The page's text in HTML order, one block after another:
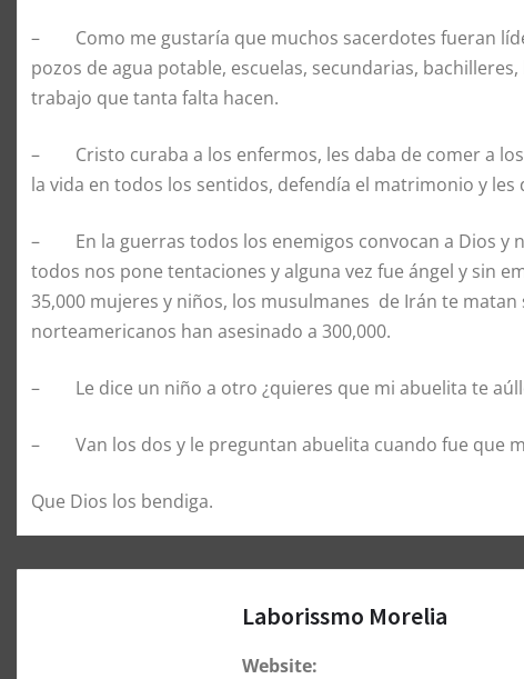
– Como me gustaría que muchos sacerdotes fueran
pozos de agua potable, escuelas, secundarias,
trabajo que tanta falta hacen.
– Cristo curaba a los enfermos, les daba de comer a
la vida en todos los sentidos, defendía el matrimonio y les
– En la guerras todos los enemigos convocan a Dios y
todos nos pone tentaciones y alguna vez fue ángel y sin
35,000 mujeres y niños, los musulmanes de Irán te
norteamericanos han asesinado a 300,000.
– Le dice un niño a otro ¿quieres que mi abuelita te
– Van los dos y le preguntan abuelita cuando fue que
Que Dios los bendiga.
Laborissmo Morelia
Website: